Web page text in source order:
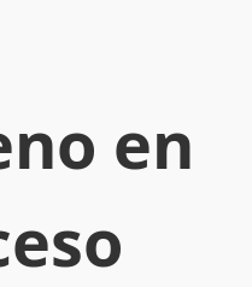
en